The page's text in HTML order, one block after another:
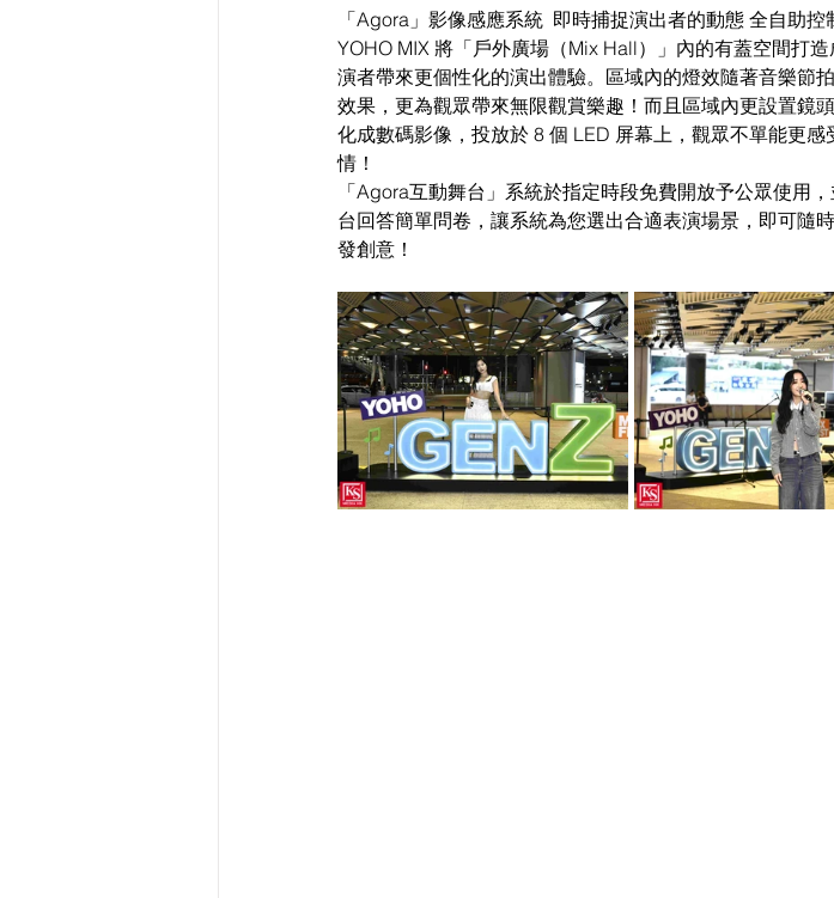
「Agora」影像感應系統  即時捕捉演出者的動態 全自助
YOHO MIX 將「戶外廣場（Mix Hall）」內的有蓋空間打
演者帶來更個性化的演出體驗。區域內的燈效隨著音樂節
效果，更為觀眾帶來無限觀賞樂趣！而且區域內更設置鏡
化成數碼影像，投放於 8 個 LED 屏幕上，觀眾不單能更
情！
「Agora互動舞台」系統於指定時段免費開放予公眾使用
台回答簡單問卷，讓系統為您選出合適表演場景，即可隨
發創意！